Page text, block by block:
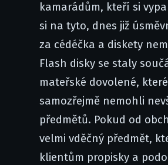
kamarádům, kteří si
si na tyto, dnes již
za cédéčka a diskety
Flash disky se staly
mateřské dovolené,
samozřejmě nemohli
předmětů. Pokud od
velmi vděčný předmět,
klientům propisky a